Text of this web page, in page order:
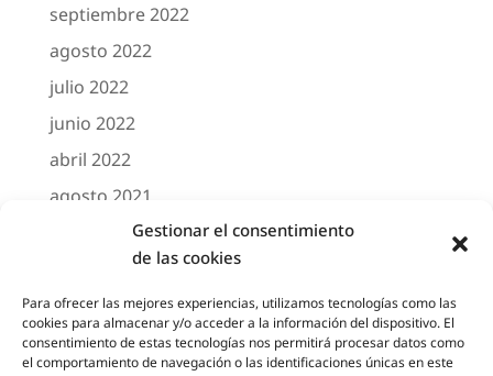
Gestionar el consentimiento
de las cookies
Para ofrecer las mejores experiencias, utilizamos tecnologías como las
cookies para almacenar y/o acceder a la información del dispositivo. El
consentimiento de estas tecnologías nos permitirá procesar datos como
el comportamiento de navegación o las identificaciones únicas en este
septiembre 2022
agosto 2022
julio 2022
junio 2022
abril 2022
agosto 2021
marzo 2021
febrero 2021
octubre 2020
agosto 2020